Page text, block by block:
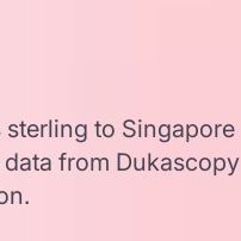
to Singapore
from Dukascopy